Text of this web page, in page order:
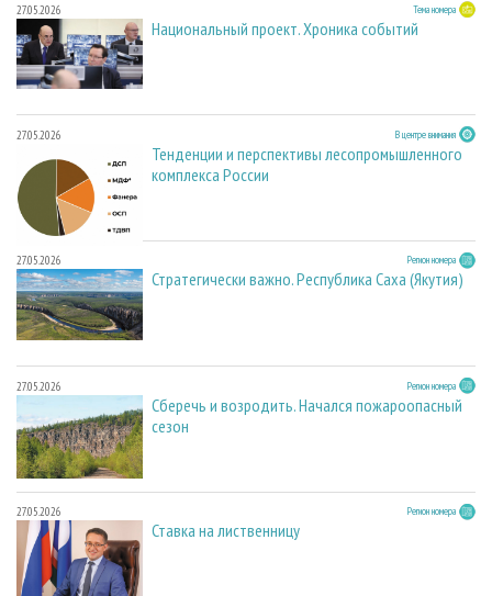
27.05.2026 Тема номера
Национальный проект. Хроника событий
27.05.2026 В центре внимания
Тенденции и перспективы лесопромышленного
комплекса России
27.05.2026 Регион номера
Стратегически важно. Республика Саха (Якутия)
27.05.2026 Регион номера
Сберечь и возродить. Начался пожароопасный
сезон
27.05.2026 Регион номера
Ставка на лиственницу